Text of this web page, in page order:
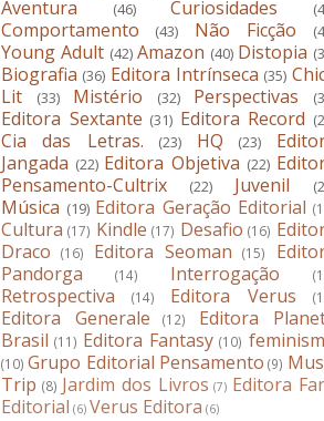
Aventura (46) Curiosidades
Comportamento (43) Não Ficção
Young Adult (42) Amazon (40) Distopia
Biografia (36) Editora Intrínseca (35)
Lit
(33) Mistério (32) Perspectivas
Editora Sextante (31) Editora Record
Cia das Letras. (23) HQ (23)
Jangada (22) Editora Objetiva (22)
Pensamento-Cultrix
(22) Juvenil
Música (19) Editora Geração Editorial
Cultura (17) Kindle (17) Desafio (16)
Draco
(16) Editora Seoman (15)
Pandorga
(14) Interrogação
Retrospectiva (14) Editora Verus
Editora Generale (12)
Editora
Brasil (11) Editora Fantasy (10)
(10) Grupo Editorial Pensamento (9)
Trip (8) Jardim dos Livros (7) Editora
Editorial (6) Verus Editora (6)